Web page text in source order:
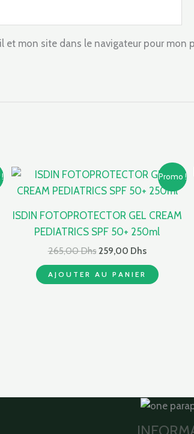
et mon site dans le navigateur pour mon
Promo !
ISDIN FOTOPROTECTOR GEL CREAM
PEDIATRICS SPF 50+ 250ml
265,00Dhs
Le
initial
265,00 Dhs.
259,00 Dhs
Le
prix
actuel
259,00 Dhs.
AJOUTER AU PANIER